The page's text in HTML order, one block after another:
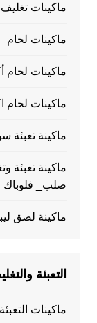
ماكينات
ماكينات لحام
ماكينات لحام
ماكينات لحام
ماكينة تعبئة
ماكينة تعبئة
صلب_ فلوباك
ماكينة لصق
التعبئة
ماكينات